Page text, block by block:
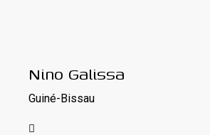
Nino Galissa
Guiné-Bissau